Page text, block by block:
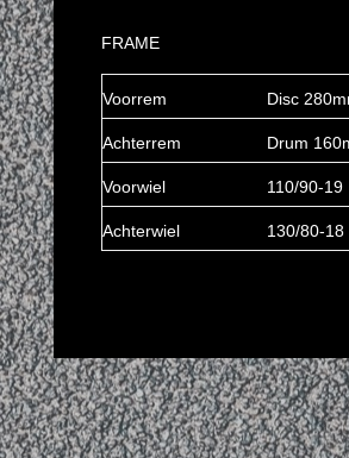
FRAME
Voorrem Disc
Achterrem Drum
Voorwiel 110/90-19
Achterwiel 130/80-18